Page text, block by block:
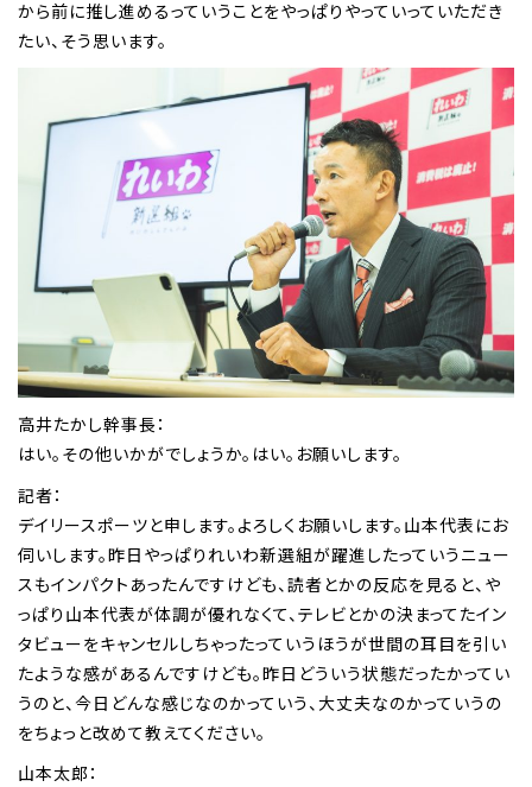
から前に推し進めるっていうことをやっぱりやっていっていただき
たい、そう思います。
高井たかし幹事長：
はい。その他いかがでしょうか。はい。お願いします。
記者：
デイリースポーツと申します。よろしくお願いします。山本代表にお
伺いします。昨日やっぱりれいわ新選組が躍進したっていうニュー
スもインパクトあったんですけども、読者とかの反応を見ると、や
っぱり山本代表が体調が優れなくて、テレビとかの決まってたイン
タビューをキャンセルしちゃったっていうほうが世間の耳目を引い
たような感があるんですけども。昨日どういう状態だったかってい
うのと、今日どんな感じなのかっていう、大丈夫なのかっていうの
をちょっと改めて教えてください。
山本太郎：